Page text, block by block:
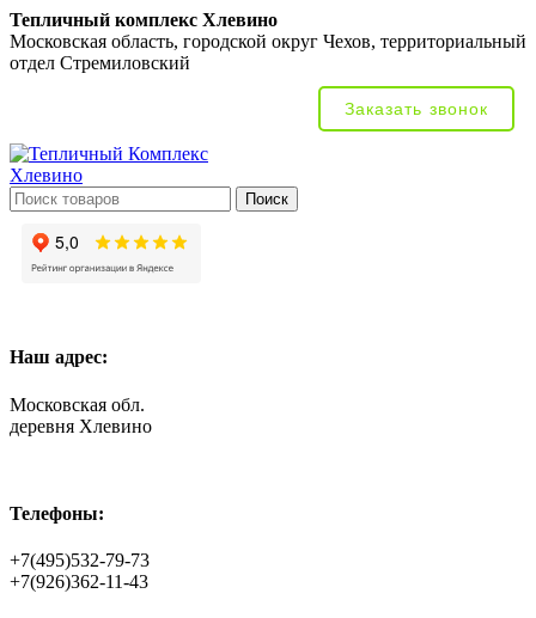
Тепличный комплекс Хлевино
Московская область, городской округ Чехов, территориальный
отдел Стремиловский
Заказать звонок
Поиск
Наш адрес:
Московская обл.
деревня Хлевино
Телефоны:
+7(495)532-79-73
+7(926)362-11-43